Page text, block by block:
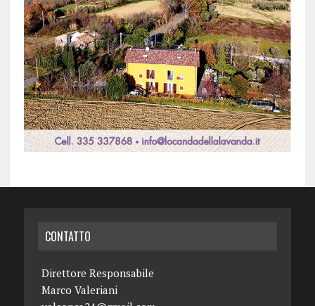
CONTATTO
Direttore Responsabile
Marco Valeriani